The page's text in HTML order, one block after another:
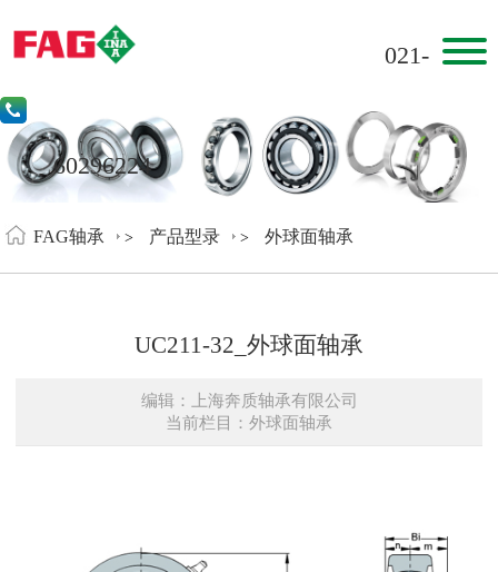
021-
60296224
FAG轴承 > 产品型录 > 外球面轴承
UC211-32_外球面轴承
编辑：上海奔质轴承有限公司
当前栏目：外球面轴承